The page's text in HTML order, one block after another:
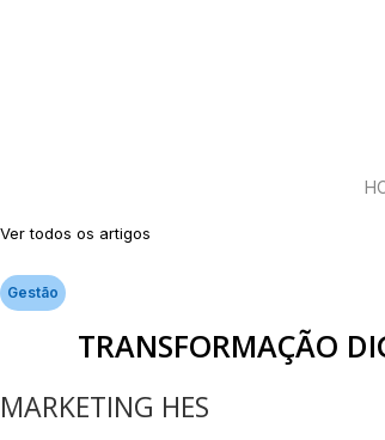
Ver todos os artigos
Gestão
TRANSFORMAÇÃO
MARKETING HES